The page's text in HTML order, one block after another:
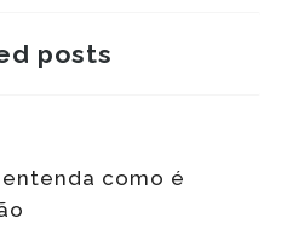
posts
como é